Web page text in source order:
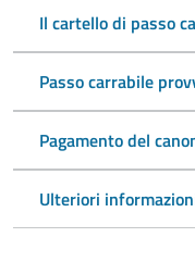
Il cartello di passo
Passo carrabile
Pagamento del
Ulteriori